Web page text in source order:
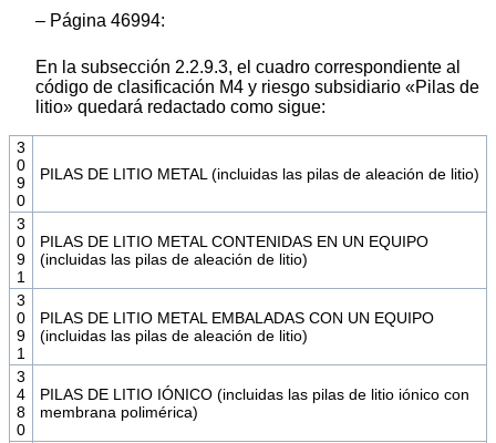
– Página 46994:
En la subsección 2.2.9.3, el cuadro correspondiente al
código de clasificación M4 y riesgo subsidiario «Pilas de
litio» quedará redactado como sigue:
3
0
9
0
PILAS DE LITIO METAL (incluidas las pilas de aleación de litio)
3
0
9
1
PILAS DE LITIO METAL CONTENIDAS EN UN EQUIPO
(incluidas las pilas de aleación de litio)
3
0
9
1
PILAS DE LITIO METAL EMBALADAS CON UN EQUIPO
(incluidas las pilas de aleación de litio)
3
4
8
0
PILAS DE LITIO IÓNICO (incluidas las pilas de litio iónico con
membrana polimérica)